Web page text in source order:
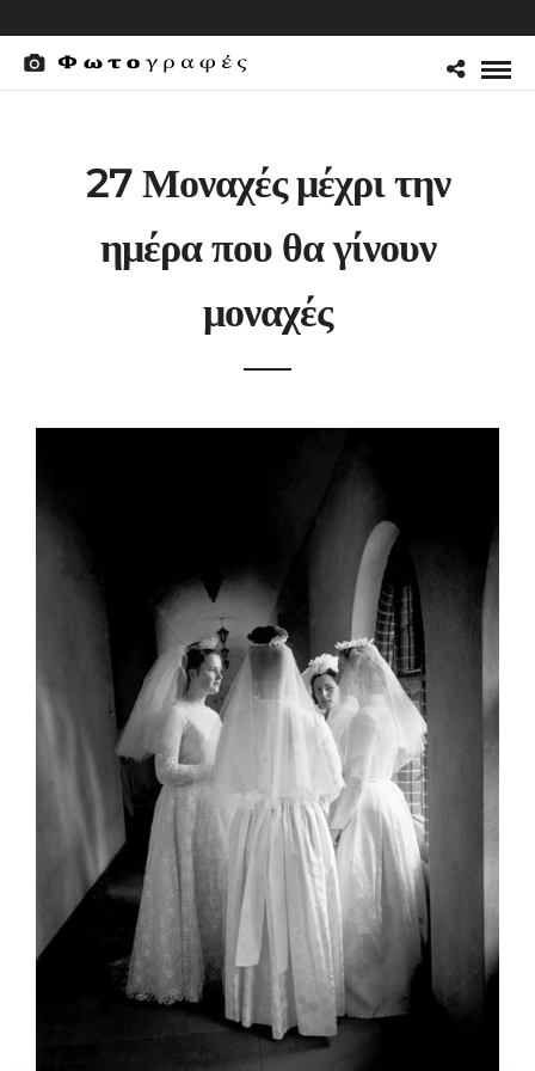
27 Μοναχές μέχρι την
ημέρα που θα γίνουν
μοναχές